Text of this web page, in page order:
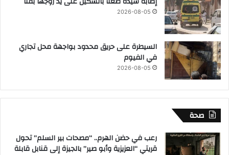
2026-08-05
السيطرة على حريق محدود بواجهة محل تجاري
في الفيوم
2026-08-05
صحة
رعب في حضن الهرم.. “مصحات بير السلم” تحول
قريتي “العزيزية وأبو صير” بالجيزة إلى قنابل قابلة